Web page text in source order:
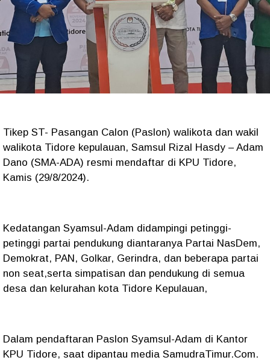
Tikep ST- Pasangan Calon (Paslon) walikota dan wakil
walikota Tidore kepulauan, Samsul Rizal Hasdy – Adam
Dano (SMA-ADA) resmi mendaftar di KPU Tidore,
Kamis (29/8/2024).
Kedatangan Syamsul-Adam didampingi petinggi-
petinggi partai pendukung diantaranya Partai NasDem,
Demokrat, PAN, Golkar, Gerindra, dan beberapa partai
non seat,serta simpatisan dan pendukung di semua
desa dan kelurahan kota Tidore Kepulauan,
Dalam pendaftaran Paslon Syamsul-Adam di Kantor
KPU Tidore, saat dipantau media SamudraTimur.Com.